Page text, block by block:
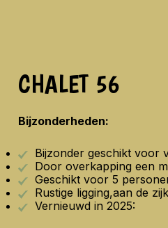
CHALET 56
Bijzonderheden:
Bijzonder geschikt voor
Door overkapping een
Geschikt voor 5
Rustige ligging,aan de
Vernieuwd in 2025: